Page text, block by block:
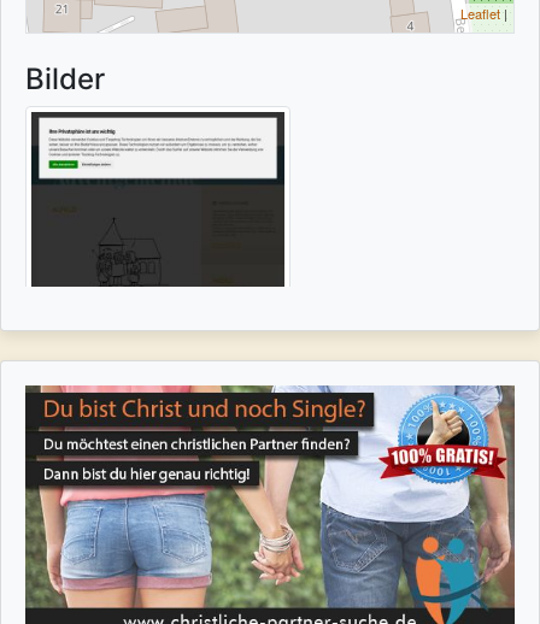
Leaflet|
Bilder